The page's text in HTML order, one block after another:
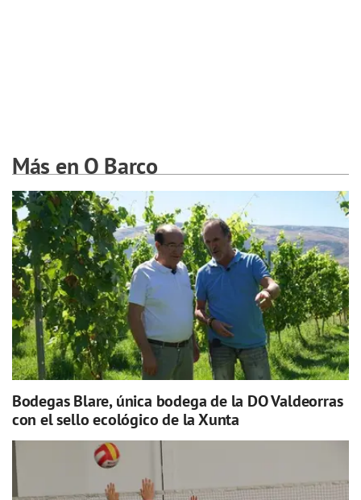
Más en O Barco
Bodegas Blare, única bodega de la DO Valdeorras
con el sello ecológico de la Xunta